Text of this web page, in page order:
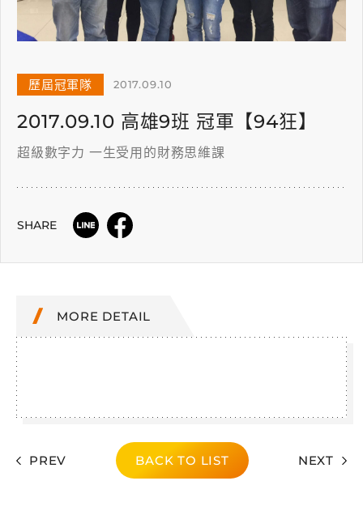
歷屆冠軍隊 2017.09.10
2017.09.10 高雄9班 冠軍【94狂】
超級數字力 一生受用的財務思維課
SHARE
MORE DETAIL
PREV BACK TO LIST NEXT